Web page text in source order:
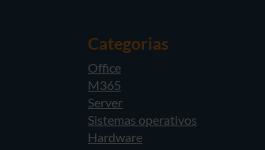
Categorias
Office
M365
Server
Sistemas operativos
Hardware